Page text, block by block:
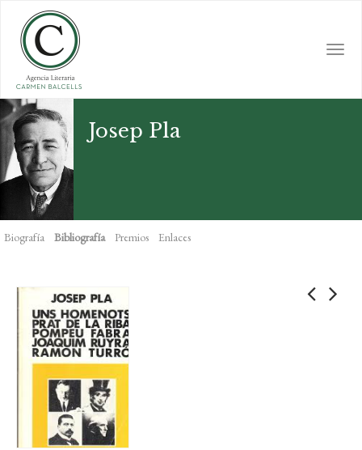
main
content
Josep Pla
Biografía Bibliografía Premios Enlaces